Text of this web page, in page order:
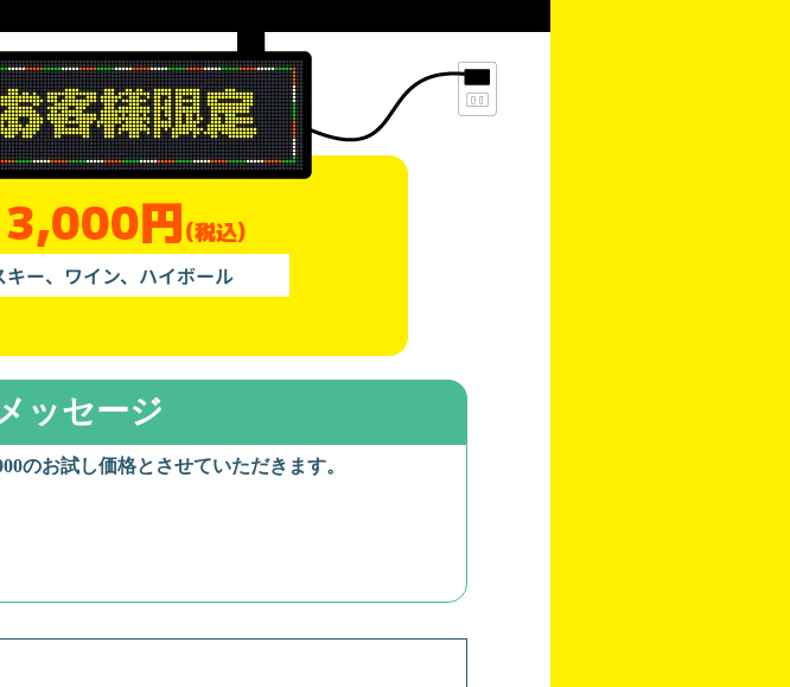
3,000円(税込)
ー、ワイン、ハイボール
ッセージ
のお試し価格とさせていただきます。